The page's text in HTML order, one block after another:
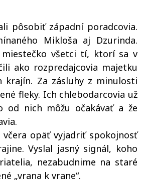
pôsobiť západní poradcovia.
Mikloša aj Dzurinda.
všetci tí, ktorí sa v
ako rozpredajcovia majetku
krajín. Za zásluhy z minulosti
fleky. Ich chlebodarcovia už
od nich môžu očakávať a že
včera opäť vyjadriť spokojnosť
Vyslal jasný signál, koho
nezabudnime na staré
„vrana k vrane“.